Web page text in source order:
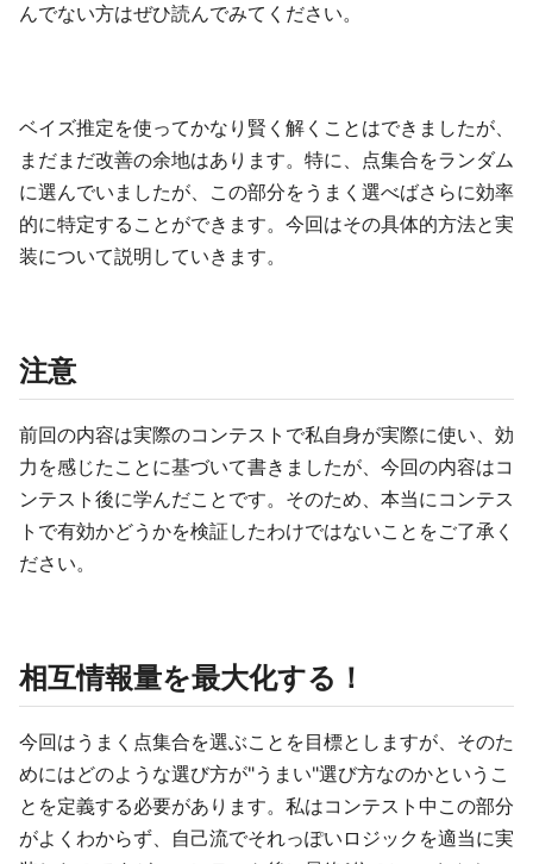
んでない方はぜひ読んでみてください。
ベイズ推定を使ってかなり賢く解くことはできましたが、
まだまだ改善の余地はあります。特に、点集合をランダム
に選んでいましたが、この部分をうまく選べばさらに効率
的に特定することができます。今回はその具体的方法と実
装について説明していきます。
注意
前回の内容は実際のコンテストで私自身が実際に使い、効
力を感じたことに基づいて書きましたが、今回の内容はコ
ンテスト後に学んだことです。そのため、本当にコンテス
トで有効かどうかを検証したわけではないことをご了承く
ださい。
相互情報量を最大化する！
今回はうまく点集合を選ぶことを目標としますが、そのた
めにはどのような選び方が"うまい"選び方なのかというこ
とを定義する必要があります。私はコンテスト中この部分
がよくわからず、自己流でそれっぽいロジックを適当に実